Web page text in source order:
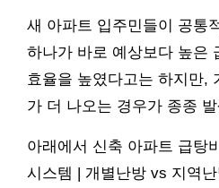
새 아파트 입주민들이 공통
하나가 바로 예상보다 높은
효율을 높였다고는 하지만,
가 더 나오는 경우가 종종
아래에서 신축 아파트 급탕
시스템 | 개별난방 vs 지역